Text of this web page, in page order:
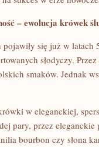
– ewolucja krówek
się już w
słodyczy.
smaków. Jednak
w eleganckiej,
pary, przez
bourbon czy słona